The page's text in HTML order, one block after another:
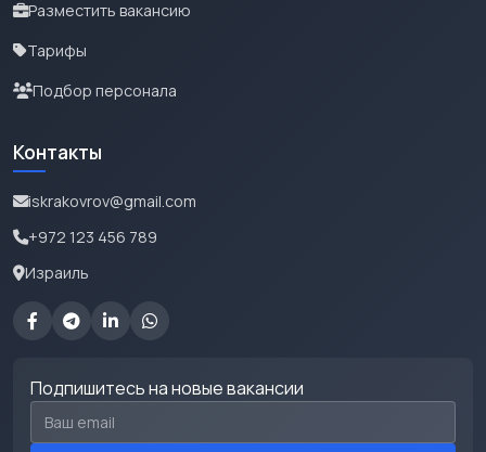
Разместить вакансию
Тарифы
Подбор персонала
Контакты
iskrakovrov@gmail.com
+972 123 456 789
Израиль
Подпишитесь на новые вакансии
Email для подписки